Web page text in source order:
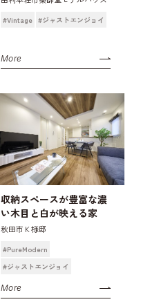
#Vintage #ジャストエンジョイ
More
収納スペースが豊富な濃
い木目と白が映える家
秋田市Ｋ様邸
#PureModern
#ジャストエンジョイ
More